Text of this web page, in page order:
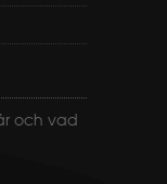
och vad